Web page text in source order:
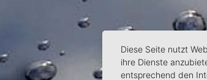
Diese Seite nutzt
ihre Dienste
entsprechend den